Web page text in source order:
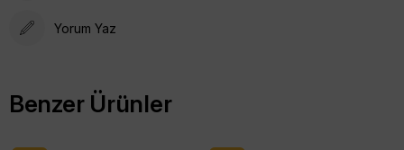
Yorum Yaz
Benzer Ürünler